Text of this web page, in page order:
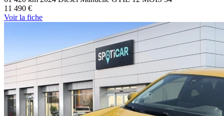
11 490 €
Voirla fiche